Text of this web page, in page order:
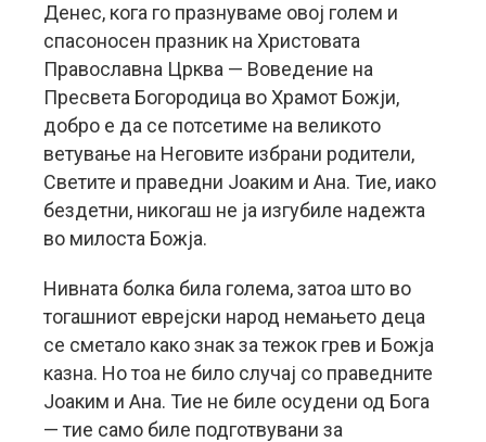
Денес, кога го празнуваме овој голем и
спасоносен празник на Христовата
Православна Црква — Воведение на
Пресвета Богородица во Храмот Божји,
добро е да се потсетиме на великото
ветување на Неговите избрани родители,
Светите и праведни Јоаким и Ана. Тие, иако
бездетни, никогаш не ја изгубиле надежта
во милоста Божја.
Нивната болка била голема, затоа што во
тогашниот еврејски народ немањето деца
се сметало како знак за тежок грев и Божја
казна. Но тоа не било случај со праведните
Јоаким и Ана. Тие не биле осудени од Бога
— тие само биле подготвувани за